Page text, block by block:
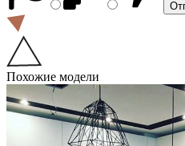
Похожие модели